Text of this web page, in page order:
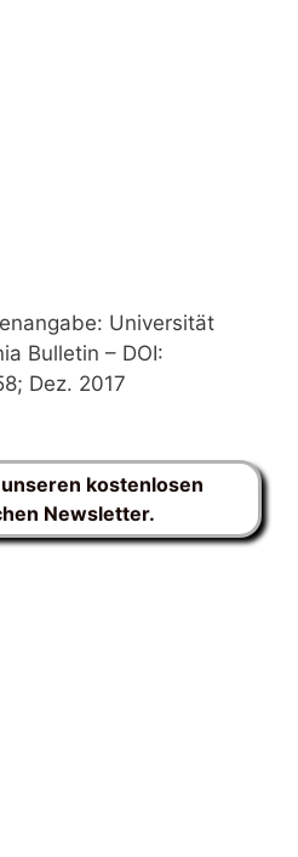
Universität
Bulletin – DOI:
Dez. 2017
kostenlosen
Newsletter.